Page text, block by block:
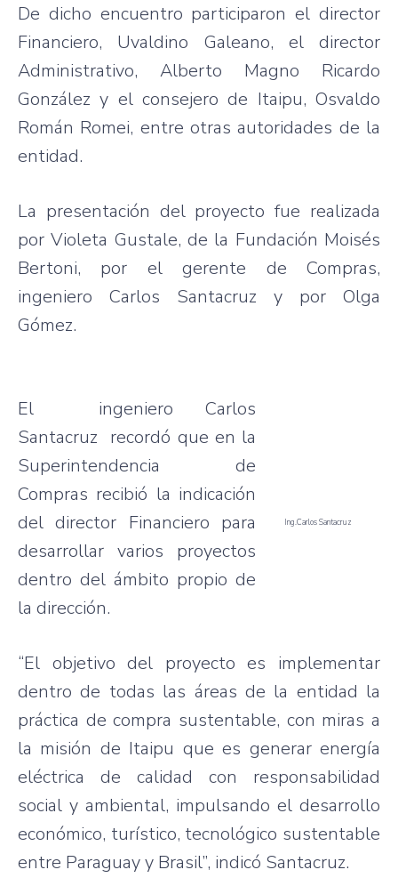
De dicho encuentro participaron el director
Financiero, Uvaldino Galeano, el director
Administrativo, Alberto Magno Ricardo
González y el consejero de Itaipu, Osvaldo
Román Romei, entre otras autoridades de la
entidad.
La presentación del proyecto fue realizada
por Violeta Gustale, de la Fundación Moisés
Bertoni, por el gerente de Compras,
ingeniero Carlos Santacruz y por Olga
Gómez.
Ing.Carlos Santacruz
El ingeniero Carlos
Santacruz recordó que en la
Superintendencia de
Compras recibió la indicación
del director Financiero para
desarrollar varios proyectos
dentro del ámbito propio de
la dirección.
“El objetivo del proyecto es implementar
dentro de todas las áreas de la entidad la
práctica de compra sustentable, con miras a
la misión de Itaipu que es generar energía
eléctrica de calidad con responsabilidad
social y ambiental, impulsando el desarrollo
económico, turístico, tecnológico sustentable
entre Paraguay y Brasil”, indicó Santacruz.